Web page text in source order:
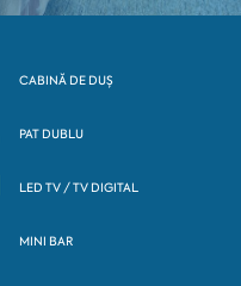
CABINĂ DE DUȘ
PAT DUBLU
LED TV / TV DIGITAL
MINI BAR